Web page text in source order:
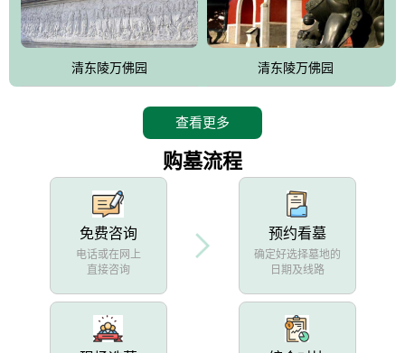
托、相互促进，园区绿化覆盖率达90%。
设计建造各种墓地墓位3万个；主体建筑金宝塔，墓位容量8万个，
能适应不同消费阶层的需求，为客户提供墓碑设计制作服务、特色
清东陵万佛园 清东陵万佛园
查看更多
购墓流程
免费咨询
电话或在网上
直接咨询
预约看墓
确定好选择墓地的
日期及线路